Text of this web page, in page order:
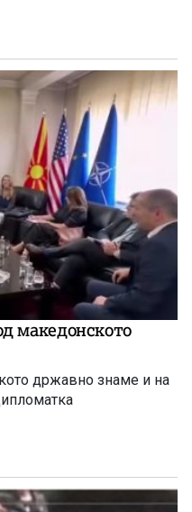
македонското
државно знаме и на